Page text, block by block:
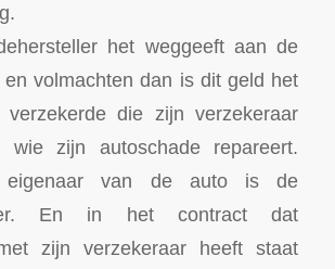
het weggeeft aan de
en volmachten dan is dit geld het
die zijn verzekeraar
wie zijn autoschade repareert.
eigenaar van de auto is de
En in het contract dat
zijn verzekeraar heeft staat